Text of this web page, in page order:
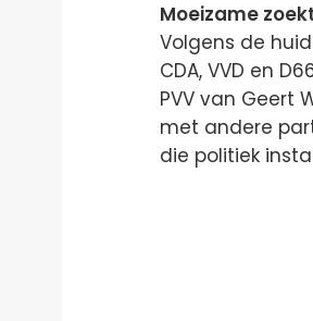
Moeizame
Volgens de
CDA, VVD en
PVV van Geert
met andere
die politiek